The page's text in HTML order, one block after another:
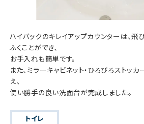
ハイバックのキレイアップカウンターは、飛
ふくことができ、
お手入れも簡単です。
また、ミラーキャビネット・ひろびろストッ
え、
使い勝手の良い洗面台が完成しました。
トイレ